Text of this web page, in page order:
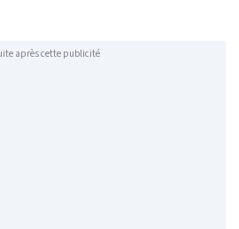
après cette publicité